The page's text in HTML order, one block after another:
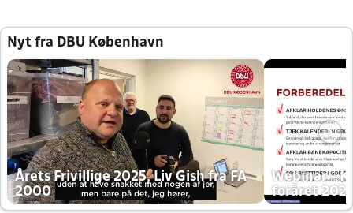
Nyt fra DBU København
Årets Frivillige 2025, Liv Gish fra FA
2000
Webinar -
foråret